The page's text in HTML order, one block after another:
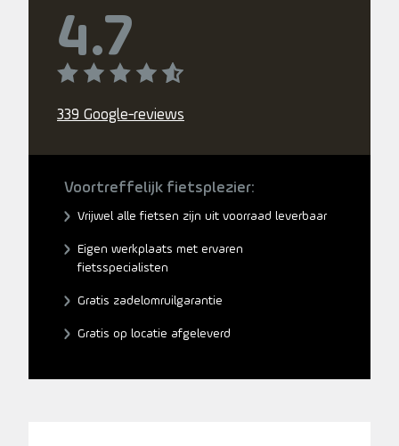
4.7
339 Google-reviews
Voortreffelijk fietsplezier:
Vrijwel alle fietsen zijn uit voorraad leverbaar
Eigen werkplaats met ervaren
fietsspecialisten
Gratis zadelomruilgarantie
Gratis op locatie afgeleverd